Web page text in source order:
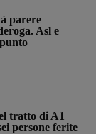
parere
Asl e
tratto di A1
persone ferite